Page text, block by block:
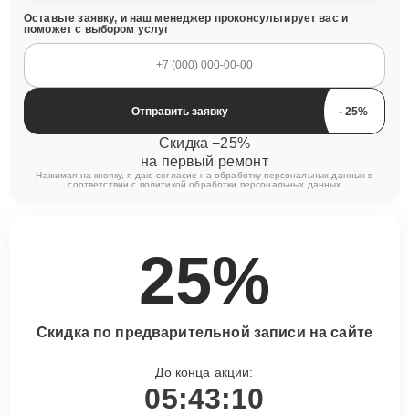
Оставьте заявку, и наш менеджер проконсультирует вас и
поможет с выбором услуг
Отправить заявку
Скидка −25%
на первый ремонт
Нажимая на кнопку, я даю согласие на обработку персональных данных в
соответствии с политикой обработки персональных данных
25%
Скидка по предварительной записи на сайте
До конца акции:
05:43:09